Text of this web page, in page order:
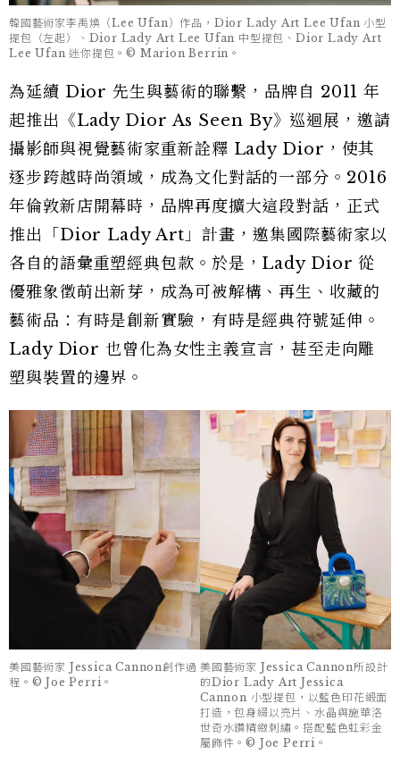
韓國藝術家李禹煥（Lee Ufan）作品，Dior Lady Art Lee Ufan 小型
提包（左起）、Dior Lady Art Lee Ufan 中型提包、Dior Lady Art
Lee Ufan 迷你提包。© Marion Berrin。
為延續 Dior 先生與藝術的聯繫，品牌自 2011 年
起推出《Lady Dior As Seen By》巡迴展，邀請
攝影師與視覺藝術家重新詮釋 Lady Dior，使其
逐步跨越時尚領域，成為文化對話的一部分。2016
年倫敦新店開幕時，品牌再度擴大這段對話，正式
推出「Dior Lady Art」計畫，邀集國際藝術家以
各自的語彙重塑經典包款。於是，Lady Dior 從
優雅象徵萌出新芽，成為可被解構、再生、收藏的
藝術品：有時是創新實驗，有時是經典符號延伸。
Lady Dior 也曾化為女性主義宣言，甚至走向雕
塑與裝置的邊界。
美國藝術家 Jessica Cannon創作過
程。© Joe Perri。
美國藝術家 Jessica Cannon所設計
的Dior Lady Art Jessica
Cannon 小型提包，以藍色印花緞面
打造，包身綴以亮片、水晶與施華洛
世奇水鑽精緻刺繡。搭配藍色虹彩金
屬飾件。© Joe Perri。